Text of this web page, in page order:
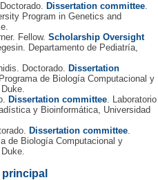
Dissertation committee
Program in Genetics and
Fellow. Scholarship Oversight
Departamento de Pediatría,
Doctorado.
Dissertation
de Biología Computacional y
Dissertation committee . Laboratorio
y Bioinformática, Universidad
Dissertation committee
de Biología Computacional y